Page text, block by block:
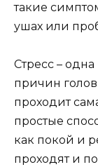
такие
ушах или
Стресс –
причин
проходит
простые
как покой и
проходят и